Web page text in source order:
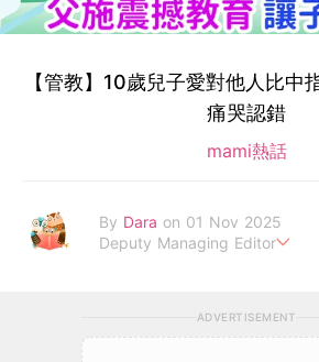
【管教】10歲兒子愛對他人比中
痛哭認錯
mami熱話
By Dara on 01 Nov 2025
Deputy Managing Editor
ADVERTISEMENT